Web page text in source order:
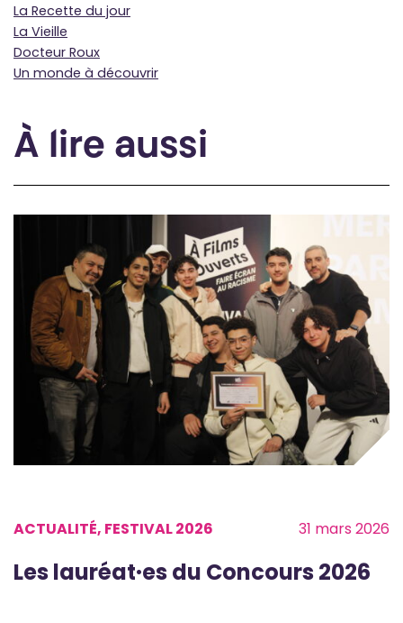
La Recette du jour
La Vieille
Docteur Roux
Un monde à découvrir
À lire aussi
ACTUALITÉ, FESTIVAL 2026 31 mars 2026
Les lauréat·es du Concours 2026